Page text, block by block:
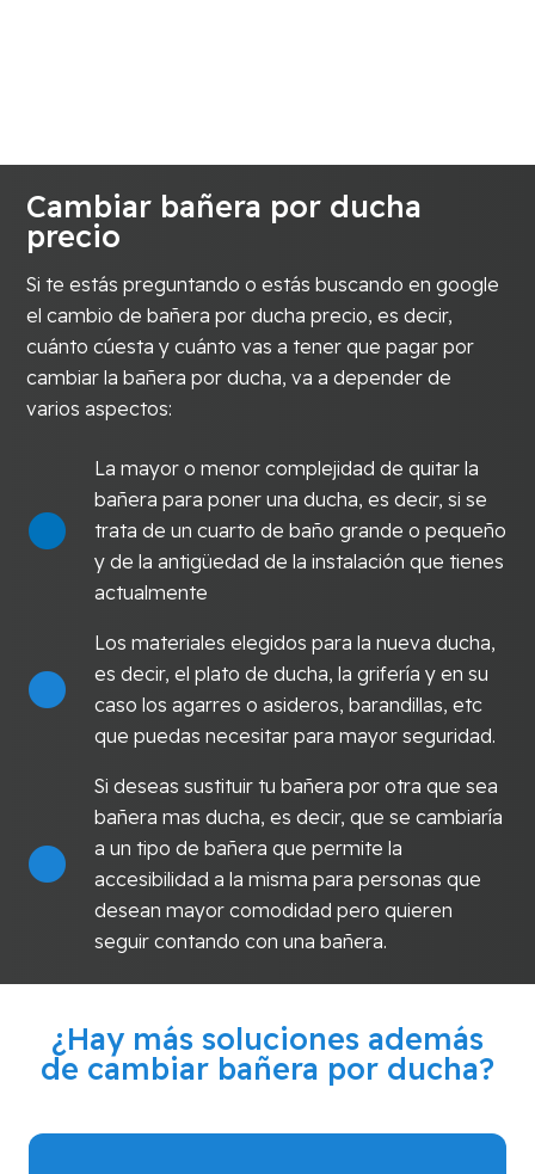
Cambiar bañera por ducha
precio
Si te estás preguntando o estás buscando en google
el cambio de bañera por ducha precio, es decir,
cuánto cúesta y cuánto vas a tener que pagar por
cambiar la bañera por ducha, va a depender de
varios aspectos:
La mayor o menor complejidad de quitar la
bañera para poner una ducha, es decir, si se
trata de un cuarto de baño grande o pequeño
y de la antigüedad de la instalación que tienes
actualmente
Los materiales elegidos para la nueva ducha,
es decir, el plato de ducha, la grifería y en su
caso los agarres o asideros, barandillas, etc
que puedas necesitar para mayor seguridad.
Si deseas sustituir tu bañera por otra que sea
bañera mas ducha, es decir, que se cambiaría
a un tipo de bañera que permite la
accesibilidad a la misma para personas que
desean mayor comodidad pero quieren
seguir contando con una bañera.
¿Hay más soluciones además
de cambiar bañera por ducha?